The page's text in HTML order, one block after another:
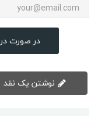
در صورت